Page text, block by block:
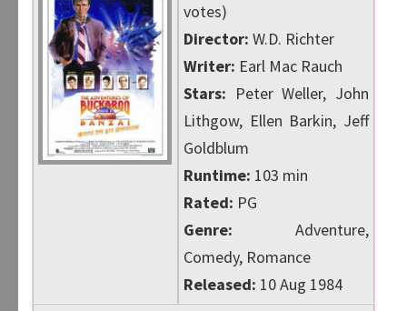
votes)
Director: W.D. Richter
Writer: Earl Mac Rauch
Stars: Peter Weller, John
Lithgow, Ellen Barkin, Jeff
Goldblum
Runtime: 103 min
Rated: PG
Genre: Adventure,
Comedy, Romance
Released: 10 Aug 1984